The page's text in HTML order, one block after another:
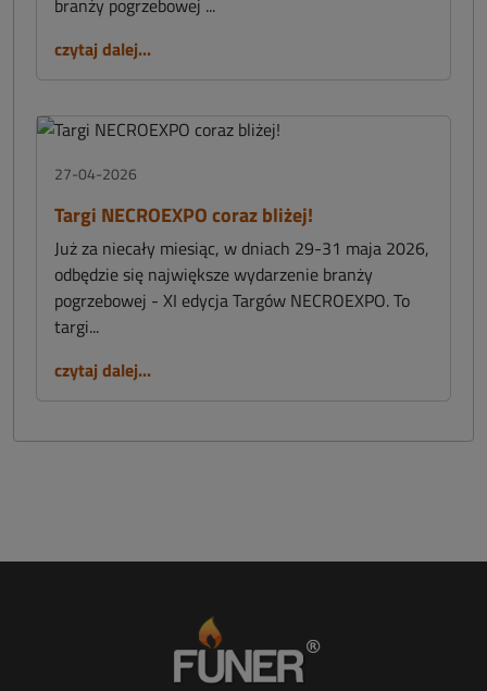
branży pogrzebowej ...
czytaj dalej...
27-04-2026
Targi NECROEXPO coraz bliżej!
Już za niecały miesiąc, w dniach 29-31 maja 2026,
odbędzie się największe wydarzenie branży
pogrzebowej - XI edycja Targów NECROEXPO. To
targi...
czytaj dalej...